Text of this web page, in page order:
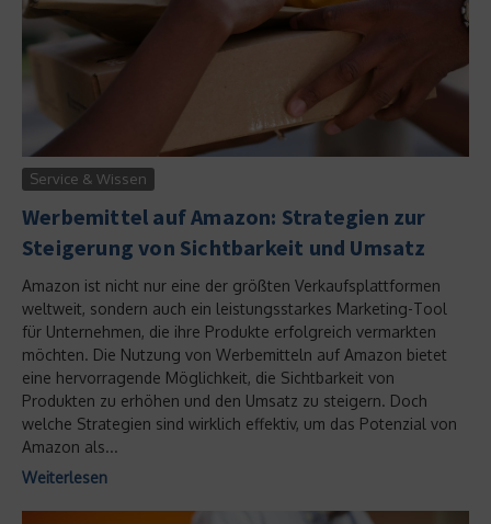
Service & Wissen
Werbemittel auf Amazon: Strategien zur
Steigerung von Sichtbarkeit und Umsatz
Amazon ist nicht nur eine der größten Verkaufsplattformen
weltweit, sondern auch ein leistungsstarkes Marketing-Tool
für Unternehmen, die ihre Produkte erfolgreich vermarkten
möchten. Die Nutzung von Werbemitteln auf Amazon bietet
eine hervorragende Möglichkeit, die Sichtbarkeit von
Produkten zu erhöhen und den Umsatz zu steigern. Doch
welche Strategien sind wirklich effektiv, um das Potenzial von
Amazon als...
Weiterlesen